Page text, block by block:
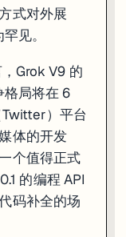
式对外展
见。
Grok V9 的
格局将在 6
）平台
体的开发
个值得正式
的编程 API
码补全的场